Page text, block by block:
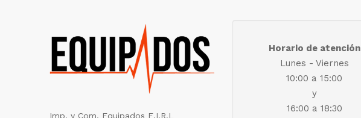
Imp. y Com. Equipados E.I.R.L
Horario de atención
Lunes - Viernes
10:00 a 15:00
y
16:00 a 18:30